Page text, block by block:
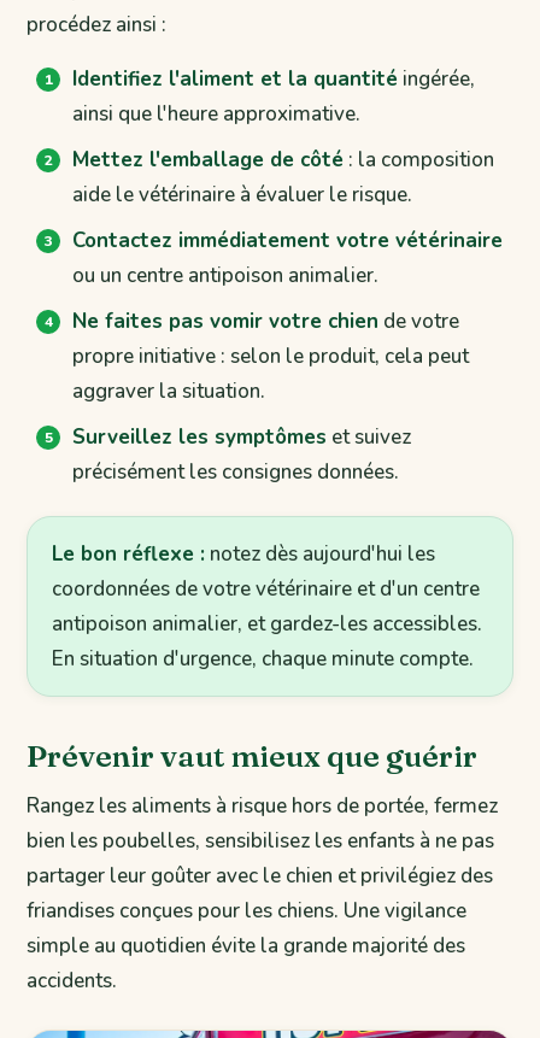
procédez ainsi :
Identifiez l'aliment et la quantité ingérée,
ainsi que l'heure approximative.
Mettez l'emballage de côté : la composition
aide le vétérinaire à évaluer le risque.
Contactez immédiatement votre vétérinaire
ou un centre antipoison animalier.
Ne faites pas vomir votre chien de votre
propre initiative : selon le produit, cela peut
aggraver la situation.
Surveillez les symptômes et suivez
précisément les consignes données.
Le bon réflexe : notez dès aujourd'hui les
coordonnées de votre vétérinaire et d'un centre
antipoison animalier, et gardez-les accessibles.
En situation d'urgence, chaque minute compte.
Prévenir vaut mieux que guérir
Rangez les aliments à risque hors de portée, fermez
bien les poubelles, sensibilisez les enfants à ne pas
partager leur goûter avec le chien et privilégiez des
friandises conçues pour les chiens. Une vigilance
simple au quotidien évite la grande majorité des
accidents.